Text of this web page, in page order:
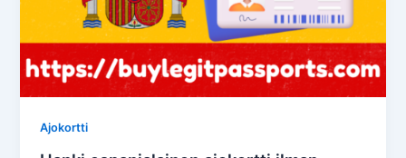
Ajokortti